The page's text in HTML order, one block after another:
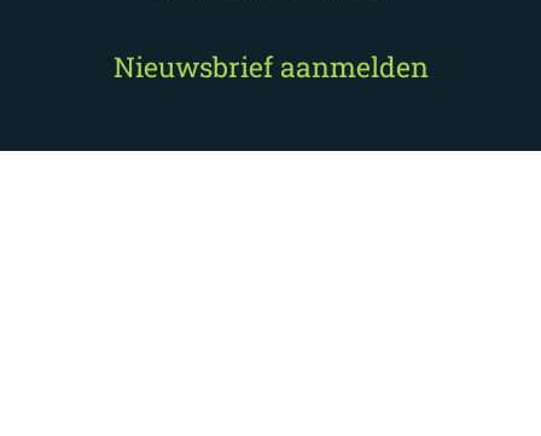
Nieuwsbrief aanmelden